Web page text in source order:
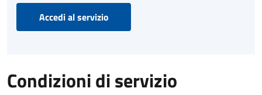
Accedi al servizio
Condizioni di servizio